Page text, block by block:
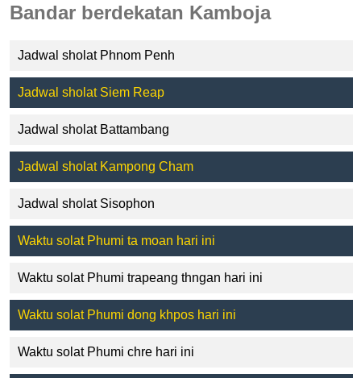
Bandar berdekatan Kamboja
Jadwal sholat Phnom Penh
Jadwal sholat Siem Reap
Jadwal sholat Battambang
Jadwal sholat Kampong Cham
Jadwal sholat Sisophon
Waktu solat Phumi ta moan hari ini
Waktu solat Phumi trapeang thngan hari ini
Waktu solat Phumi dong khpos hari ini
Waktu solat Phumi chre hari ini